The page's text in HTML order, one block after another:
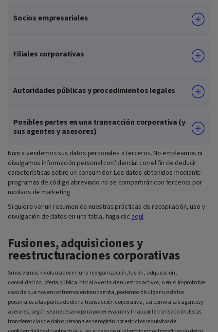
Socios empresariales
Filiales corporativas
Autoridades públicas y procedimientos legales
Posibles partes en una transacción corporativa (y
sus agentes y asesores)
Nunca vendemos sus datos personales a terceros. No empleamos ni
divulgamos información personal confidencial con el fin de deducir
características sobre un consumidor. Los datos obtenidos mediante
programas de código abreviado no se compartirán con terceros por
motivos de marketing.
Si quiere ver un resumen de nuestras prácticas de recopilación, uso y
divulgación de datos en una tabla, haga clic aquí.
Fusiones, adquisiciones y
reestructuraciones corporativas
Si nos vemos involucrados en una reorganización, fusión, adquisición,
consolidación, oferta pública inicial o venta de nuestros activos, o en el improbable
caso de que nos encontremos en bancarrota, podemos divulgar sus datos
personales a las partes de dicha transacción corporativa, así como a sus agentes y
asesores, según sea necesario para poder evaluar y finalizar la transacción. Estas
transferencias de datos personales se regirán por estrictos requisitos de